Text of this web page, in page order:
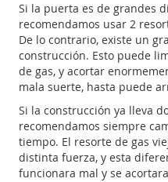
Si la puerta es de grandes
recomendamos usar 2
De lo contrario, existe un
construcción. Esto puede
de gas, y acortar
mala suerte, hasta puede
Si la construcción ya lleva
recomendamos siempre
tiempo. El resorte de gas
distinta fuerza, y esta
funcionara mal y se